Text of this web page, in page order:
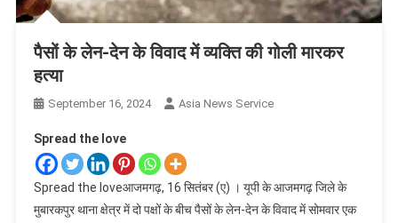
पैसों के लेन-देन के विवाद में व्यक्ति की गोली मारकर
हत्या
September 16, 2024 Asia News Service
Spread the love
Spread the loveआजमगढ़, 16 सितंबर (ए) । यूपी के आजमगढ़ जिले के
मुबारकपुर थाना क्षेत्र में दो पक्षों के बीच पैसों के लेन-देन के विवाद में सोमवार एक